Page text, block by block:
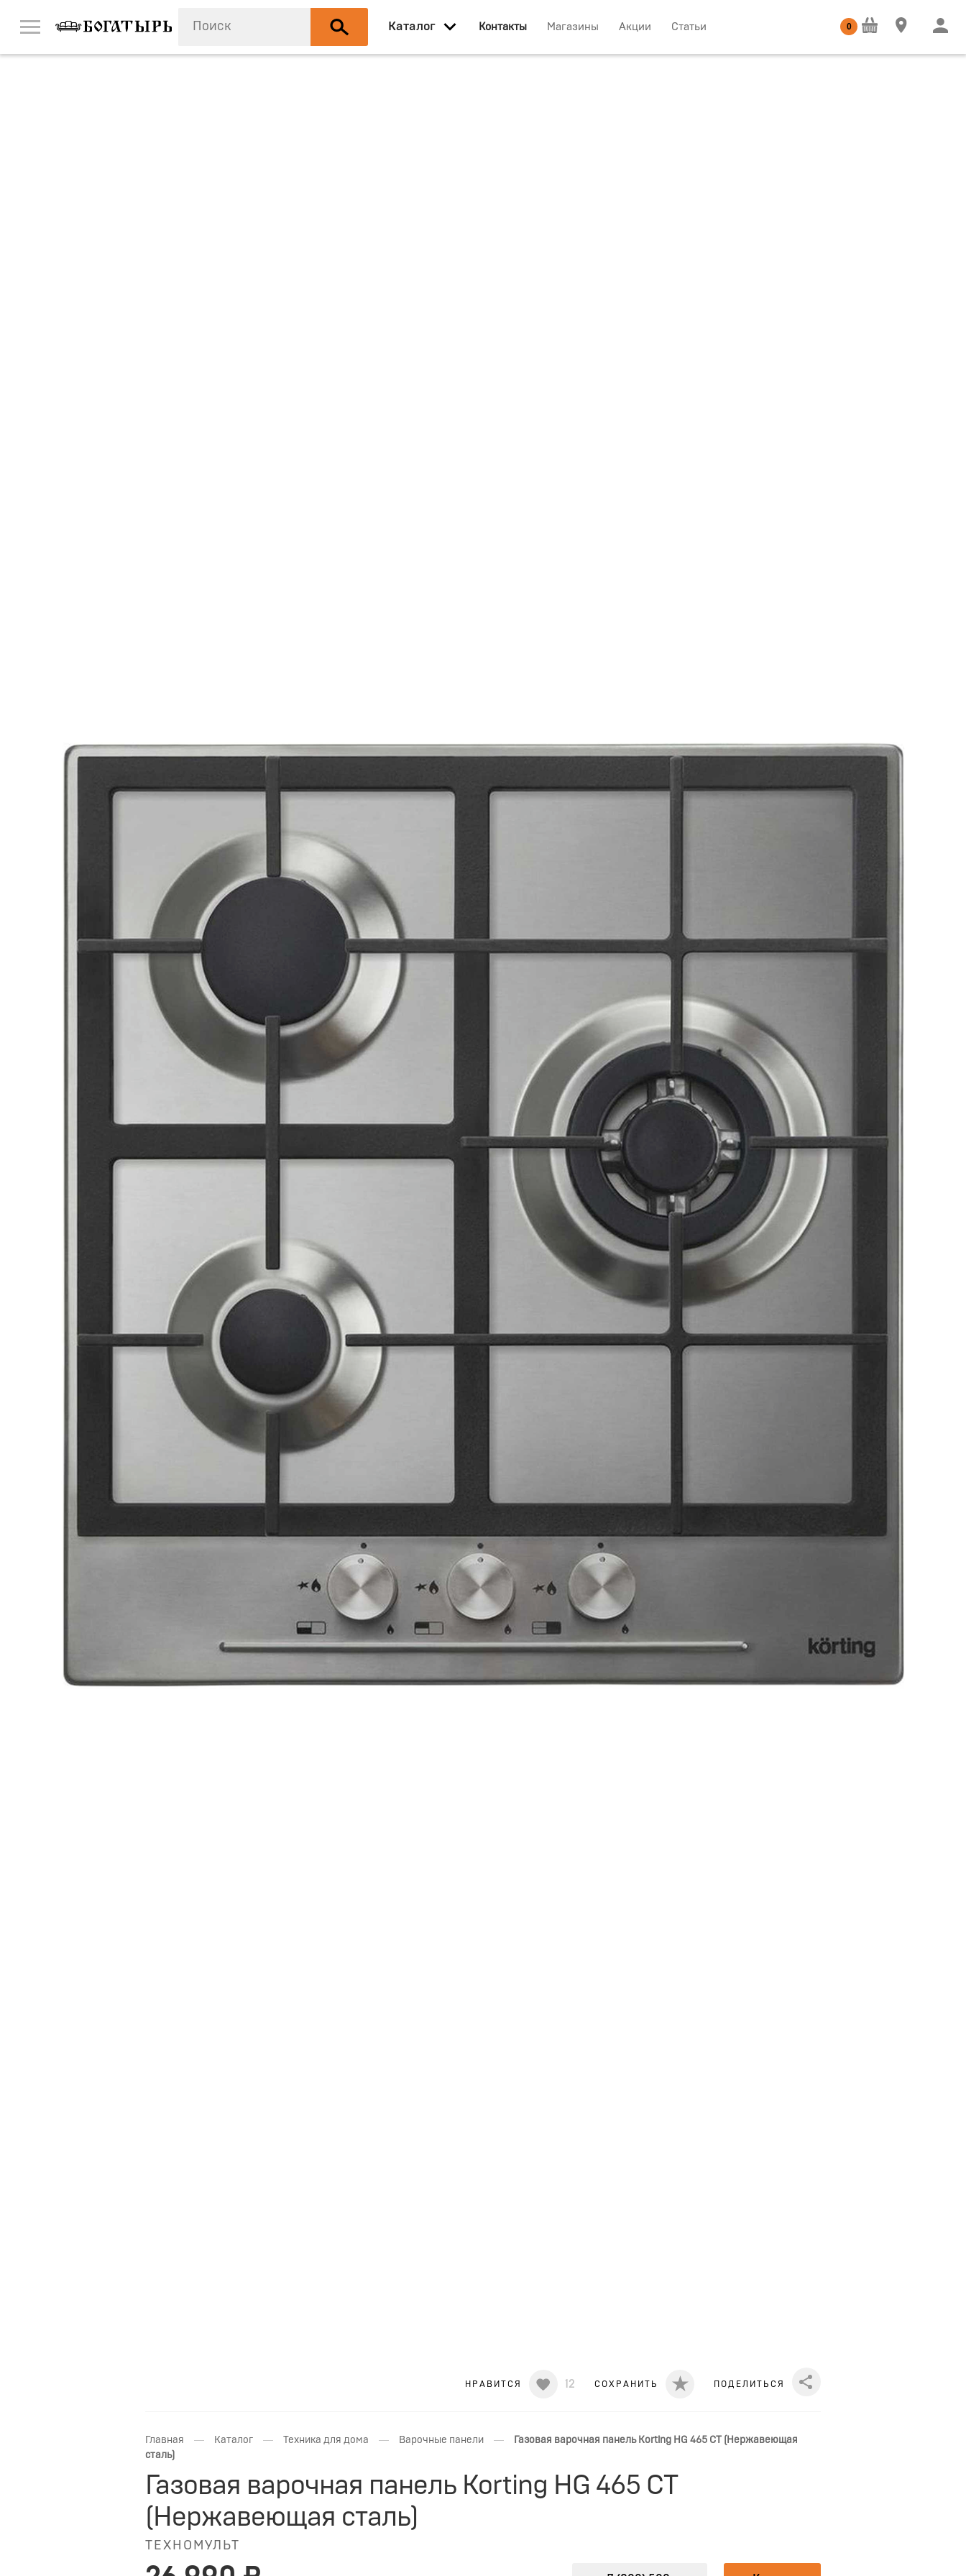
Каталог Контакты Магазины Акции Статьи 0
Share
ПОДЕЛИТЬСЯ
СОХРАНИТЬ
12
НРАВИТСЯ
Главная — Каталог — Техника для дома — Варочные панели —
Газовая варочная панель Korting HG 465 CT (Нержавеющая
сталь)
Газовая варочная панель Korting HG 465 CT
(Нержавеющая сталь)
ТЕХНОМУЛЬТ